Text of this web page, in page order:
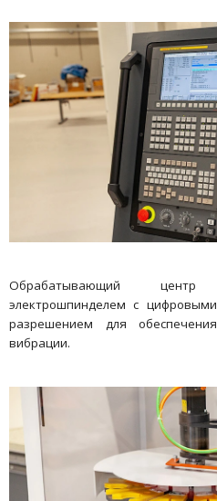
Обрабатывающий
электрошпинделем с
разрешением для
вибрации.